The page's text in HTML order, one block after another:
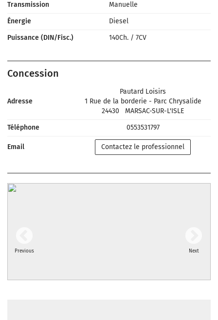
Transmission
Manuelle
Énergie
Diesel
Puissance (DIN/Fisc.)
140Ch. / 7CV
Concession
Adresse
Pautard Loisirs
1 Rue de la borderie - Parc Chrysalide
24430
MARSAC-SUR-L'ISLE
Téléphone
0553531797
Email Contactez le professionnel
Previous Next